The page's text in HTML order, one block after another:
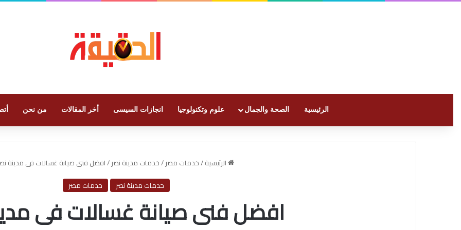
الرئيسية الصحة والجمال علوم وتكنولوجيا انجازات السيسى أخر المقالات من نحن
الرئيسية/خدمات مصر/خدمات مدينة نصر/افضل فنى صيانة غسالات فى مدينة
خدمات مدينة نصر
خدمات مصر
افضل فنى صيانة غسالات فى